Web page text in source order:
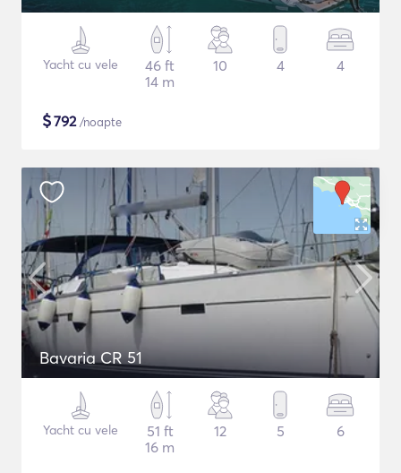
Yacht cu vele
46 ft
14 m
10 4 4
$792/noapte
Bavaria CR 51
Yacht cu vele
51 ft
16 m
12 5 6